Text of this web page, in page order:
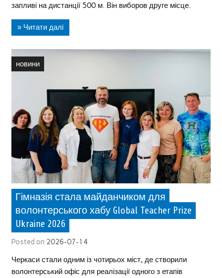
запливі на дистанції 500 м. Він виборов друге місце.
» Читати далі
новини
Гімназія стала майданчиком для
волонтерського хабу Global Teacher Prize
Ukraine 2026
Posted on 2026-07-14
Черкаси стали одним із чотирьох міст, де створили
волонтерський офіс для реалізації одного з етапів